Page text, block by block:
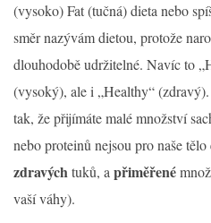
(vysoko) Fat (tučná) dieta nebo
směr nazývám dietou, protože
dlouhodobě udržitelné. Navíc to
(vysoký), ale i „Healthy“
tak, že přijímáte malé množství
nebo proteinů nejsou pro naše
zdravýchtuků, apřiměřené
vaší váhy).